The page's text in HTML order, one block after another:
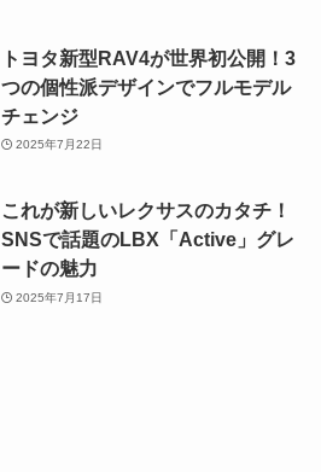
トヨタ新型RAV4が世界初公開！3
つの個性派デザインでフルモデル
チェンジ
2025年7月22日
これが新しいレクサスのカタチ！
SNSで話題のLBX「Active」グレ
ードの魅力
2025年7月17日